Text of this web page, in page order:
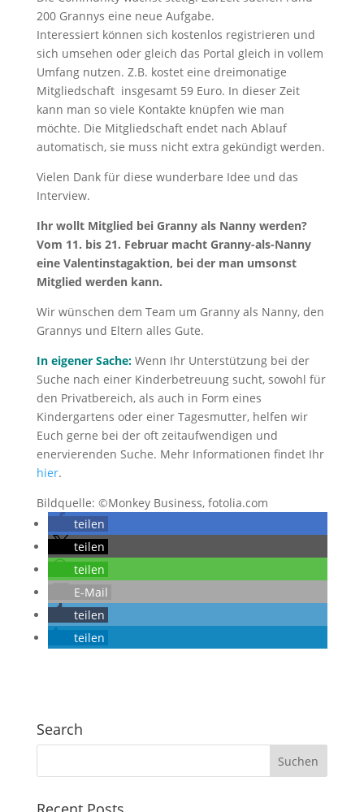
200 Grannys eine neue Aufgabe.
Interessiert können sich kostenlos registrieren und
sich umsehen oder gleich das Portal gleich in vollem
Umfang nutzen. Z.B. kostet eine dreimonatige
Mitgliedschaft insgesamt 59 Euro. In dieser Zeit
kann man so viele Kontakte knüpfen wie man
möchte. Die Mitgliedschaft endet nach Ablauf
automatisch, sie muss nicht extra gekündigt werden.
Vielen Dank für diese wunderbare Idee und das
Interview.
Ihr wollt Mitglied bei Granny als Nanny werden?
Vom 11. bis 21. Februar macht Granny-als-Nanny
eine Valentinstagaktion, bei der man umsonst
Mitglied werden kann.
Wir wünschen dem Team um Granny als Nanny, den
Grannys und Eltern alles Gute.
In eigener Sache:Wenn Ihr Unterstützung bei der
Suche nach einer Kinderbetreuung sucht, sowohl für
den Privatbereich, als auch in Form eines
Kindergartens oder einer Tagesmutter, helfen wir
Euch gerne bei der oft zeitaufwendigen und
enervierenden Suche. Mehr Informationen findet Ihr
hier.
Bildquelle: ©Monkey Business, fotolia.com
teilen
teilen
teilen
E-Mail
teilen
teilen
Search